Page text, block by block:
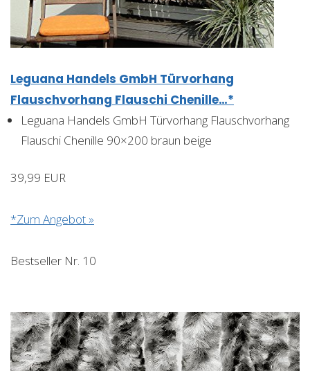
Leguana Handels GmbH Türvorhang
Flauschvorhang Flauschi Chenille…*
Leguana Handels GmbH Türvorhang Flauschvorhang
Flauschi Chenille 90×200 braun beige
39,99 EUR
*Zum Angebot »
Bestseller Nr. 10